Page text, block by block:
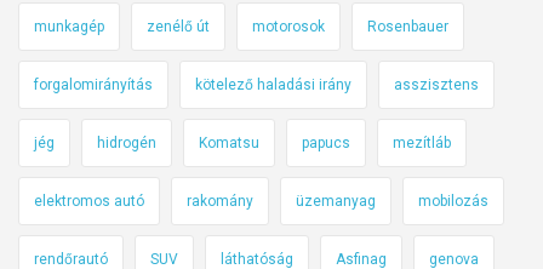
munkagép zenélő út motorosok Rosenbauer
forgalomirányítás kötelező haladási irány asszisztens
jég hidrogén Komatsu papucs mezítláb
elektromos autó rakomány üzemanyag mobilozás
rendőrautó SUV láthatóság Asfinag genova